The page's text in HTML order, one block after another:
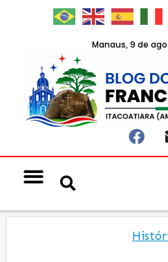
Manaus, 9 de